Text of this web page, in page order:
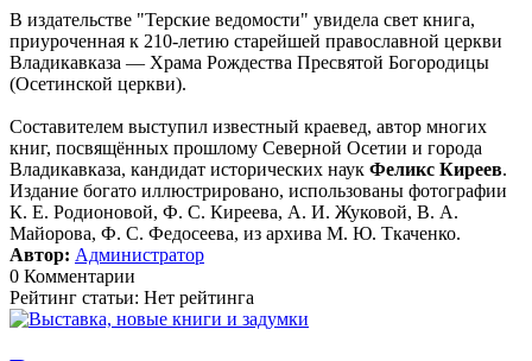
В издательстве "Терские ведомости" увидела свет книга,
приуроченная к 210-летию старейшей православной церкви
Владикавказа — Храма Рождества Пресвятой Богородицы
(Осетинской церкви).
Составителем выступил известный краевед, автор многих
книг, посвящённых прошлому Северной Осетии и города
Владикавказа, кандидат исторических наук Феликс Киреев.
Издание богато иллюстрировано, использованы фотографии
К. Е. Родионовой, Ф. С. Киреева, А. И. Жуковой, В. А.
Майорова, Ф. С. Федосеева, из архива М. Ю. Ткаченко.
Автор: Администратор
0 Комментарии
Рейтинг статьи: Нет рейтинга